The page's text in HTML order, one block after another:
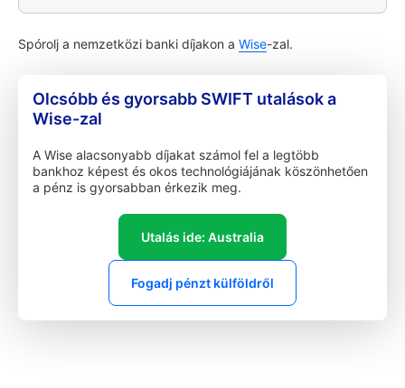
Spórolj a nemzetközi banki díjakon a Wise-zal.
Olcsóbb és gyorsabb SWIFT utalások a
Wise-zal
A Wise alacsonyabb díjakat számol fel a legtöbb
bankhoz képest és okos technológiájának köszönhetően
a pénz is gyorsabban érkezik meg.
Utalás ide: Australia
Fogadj pénzt külföldről